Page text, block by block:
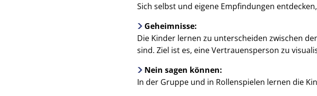
Sich selbst und eigene Empfindungen
Geheimnisse:
Die Kinder lernen zu unterscheiden zwischen
sind. Ziel ist es, eine Vertrauensperson zu
Nein sagen können:
In der Gruppe und in Rollenspielen lernen die